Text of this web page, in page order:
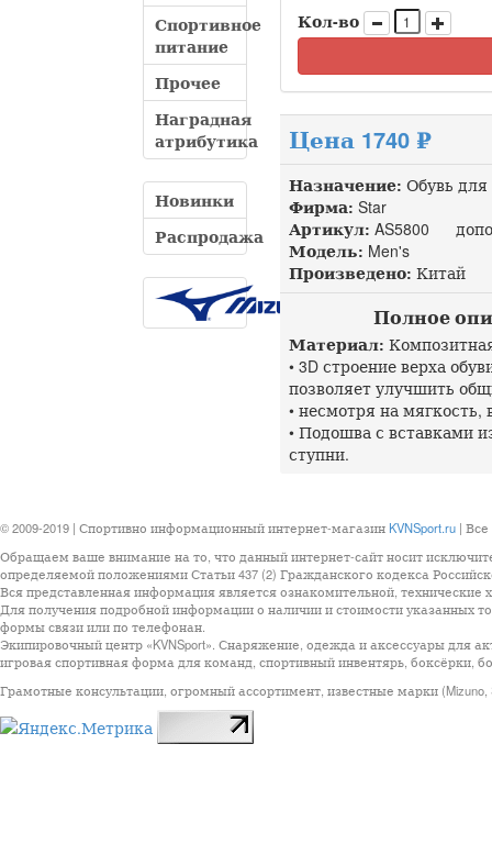
Спортивное
питание
Прочее
Наградная
атрибутика
Новинки
Распродажа
Кол-во
Цена 1740 ₽
Назначение: Обувь для
Фирма: Star
Артикул: AS5800
Модель: Men's
Произведено: Китай
Полное
Материал:
• 3D строение верха
позволяет улучшить
• несмотря на
• Подошва с вставками
ступни.
© 2009-2019 | Спортивно информационный интернет-магазин KVNSport.ru |
Обращаем ваше внимание на то, что данный интернет-сайт носит
определяемой положениями Статьи 437 (2) Гражданского кодекса
Вся представленная информация является ознакомительной, технические
Для получения подробной информации о наличии и стоимости указанных
формы связи или по телефонан.
Экипировочный центр «KVNSport». Снаряжение, одежда и аксессуары для
игровая спортивная форма для команд, спортивный инвентярь, боксёрки,
Грамотные консультации, огромный ассортимент, известные марки (Mizuno,